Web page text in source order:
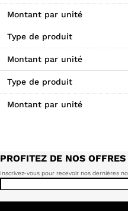
PROFITEZ DE NOS
Inscrivez-vous pour recevoir nos dernières